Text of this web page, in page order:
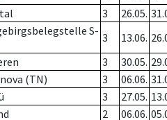
3 26.05.
S- 3 13.06.
3 30.05.
(TN) 3 06.06.
3 27.05.
2 06.06.